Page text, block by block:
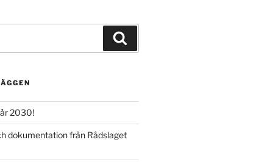
2030!
dokumentation från Rådslaget